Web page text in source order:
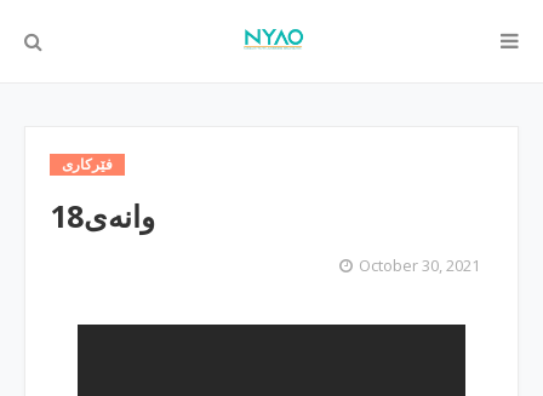
فێركاری
وانه‌ی18
October 30, 2021